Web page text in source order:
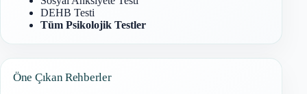
DEHB Testi
Tüm Psikolojik Testler
Öne Çıkan Rehberler